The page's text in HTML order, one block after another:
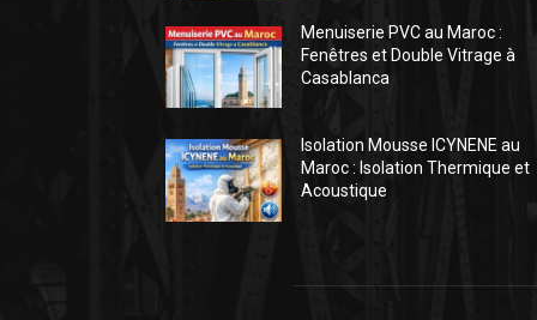
Menuiserie PVC au Maroc :
Fenêtres et Double Vitrage à
Casablanca
Isolation Mousse ICYNENE au
Maroc : Isolation Thermique et
Acoustique